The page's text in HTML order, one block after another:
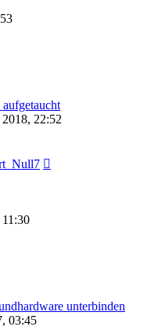
aufgetaucht
22:52
unterbinden
03:45